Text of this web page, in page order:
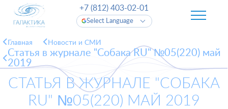
Select Language
+7 (812) 403-02-01
Главная Новости и СМИ
Статья в журнале "Собака RU" №05(220) май
2019
СТАТЬЯ В ЖУРНАЛЕ "СОБАКА
RU" №05(220) МАЙ 2019